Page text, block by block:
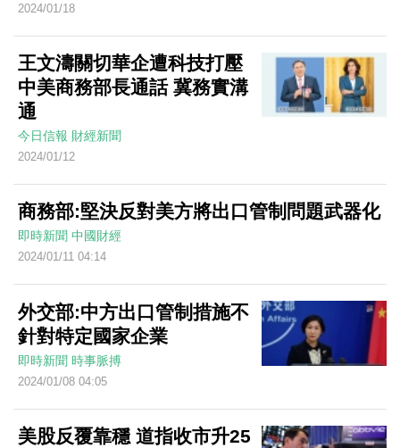
2024/01/18
王文濤關切華企遭科技打壓
中美商務部長通話 冀務實溝
通
今日信報 財經新聞
2024/01/12
商務部:堅決反對美方將出口管制問題武器化
即時新聞 中國財經
2024/01/11 04:14
外交部:中方出口管制措施不
針對特定國家企業
即時新聞 時事脈搏
2024/01/08 04:05
美股反覆靠穩 道指收市升25